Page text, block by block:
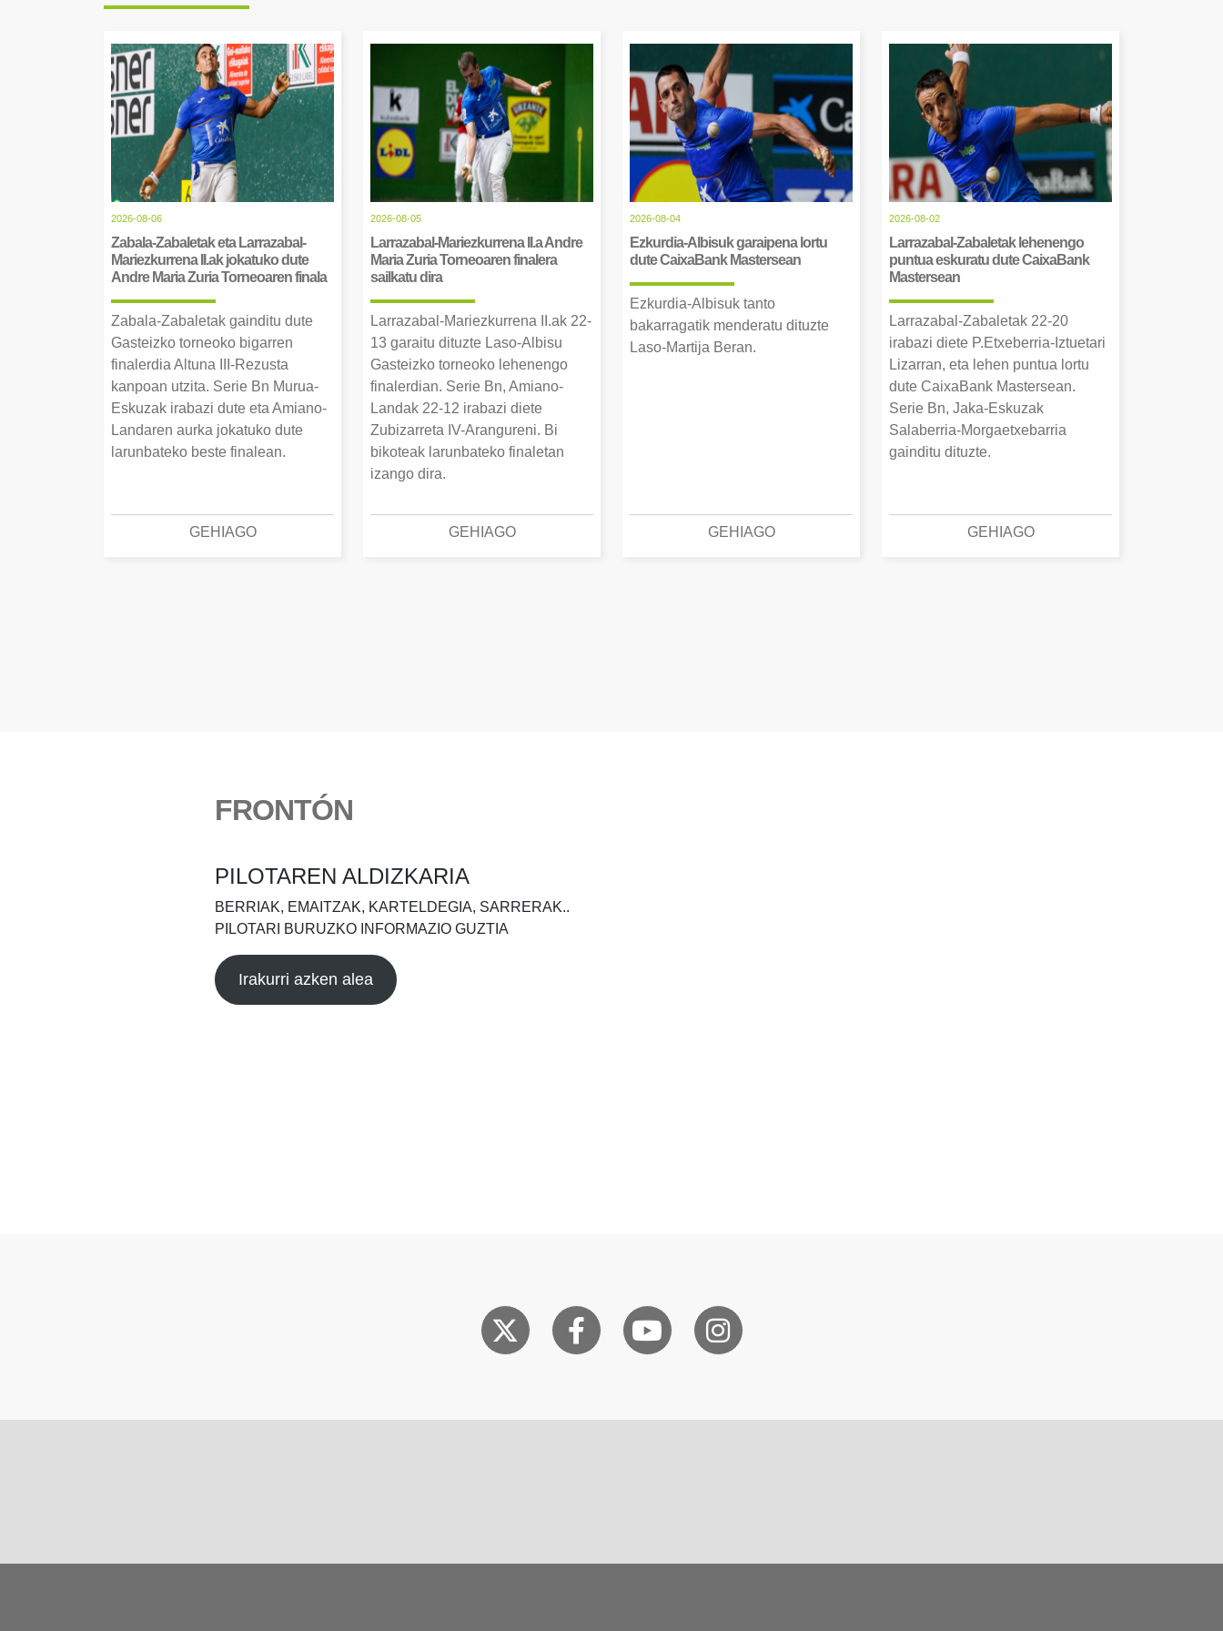
2026-08-06
Zabala-Zabaletak eta Larrazabal-
Mariezkurrena II.ak jokatuko dute
Andre Maria Zuria Torneoaren finala
Zabala-Zabaletak gainditu dute
Gasteizko torneoko bigarren
finalerdia Altuna III-Rezusta
kanpoan utzita. Serie Bn Murua-
Eskuzak irabazi dute eta Amiano-
Landaren aurka jokatuko dute
larunbateko beste finalean.
GEHIAGO
2026-08-05
Larrazabal-Mariezkurrena II.a Andre
Maria Zuria Torneoaren finalera
sailkatu dira
Larrazabal-Mariezkurrena II.ak 22-
13 garaitu dituzte Laso-Albisu
Gasteizko torneoko lehenengo
finalerdian. Serie Bn, Amiano-
Landak 22-12 irabazi diete
Zubizarreta IV-Arangureni. Bi
bikoteak larunbateko finaletan
izango dira.
GEHIAGO
2026-08-04
Ezkurdia-Albisuk garaipena lortu
dute CaixaBank Mastersean
Ezkurdia-Albisuk tanto
bakarragatik menderatu dituzte
Laso-Martija Beran.
GEHIAGO
2026-08-02
Larrazabal-Zabaletak lehenengo
puntua eskuratu dute CaixaBank
Mastersean
Larrazabal-Zabaletak 22-20
irabazi diete P.Etxeberria-Iztuetari
Lizarran, eta lehen puntua lortu
dute CaixaBank Mastersean.
Serie Bn, Jaka-Eskuzak
Salaberria-Morgaetxebarria
gainditu dituzte.
GEHIAGO
FRONTÓN
PILOTAREN ALDIZKARIA
BERRIAK, EMAITZAK, KARTELDEGIA, SARRERAK..
PILOTARI BURUZKO INFORMAZIO GUZTIA
Irakurri azken alea